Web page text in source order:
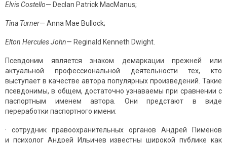
Elvis Costello— Declan Patrick MacManus;
Tina Turner— Anna Mae Bullock;
Elton Hercules John— Reginald Kenneth Dwight.
Псевдоним является знаком демаркации прежней или
актуальной профес­сиональной деятельности тех, кто
выступает в качестве автора популярных произведений. Такие
псевдонимы, в общем, достаточно узнаваемы при сравне­нии с
паспортным именем автора. Они предстают в виде
переработки паспорт­ного имени:
· сотрудник правоохранительных органов Андрей Пименов
и психолог Анд­рей Ильичев известны широкой публике как